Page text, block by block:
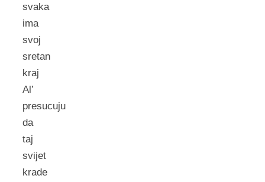
svaka
ima
svoj
sretan
kraj
Al’
presucuju
da
taj
svijet
krade